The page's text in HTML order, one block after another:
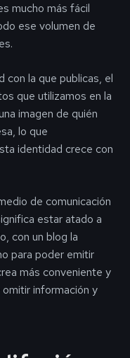
mucho más fácil
ese volumen de
con la que publicas, el
que utilizamos en la
imagen de quién
lo que
identidad crece con
de comunicación
estar atado a
con un blog la
para poder emitir
más conveniente y
información y